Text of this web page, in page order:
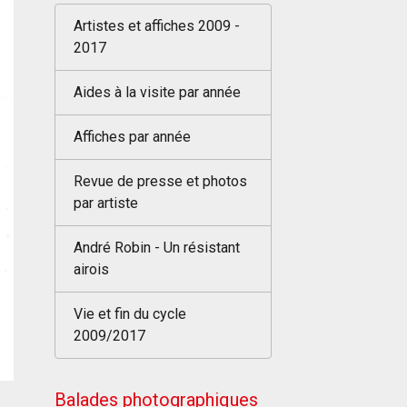
Artistes et affiches 2009 -
2017
Aides à la visite par année
Affiches par année
Revue de presse et photos
par artiste
André Robin - Un résistant
airois
Vie et fin du cycle
2009/2017
Balades photographiques